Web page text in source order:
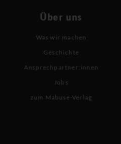
Über uns
Was wir machen
Geschichte
Ansprechpartner:innen
Jobs
zum Mabuse-Verlag